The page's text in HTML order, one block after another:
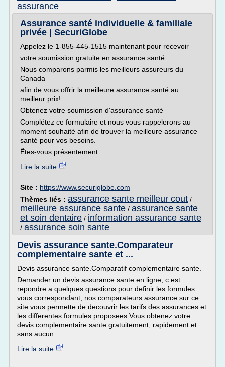
assurance
Assurance santé individuelle & familiale
privée | SecuriGlobe
Appelez le 1-855-445-1515 maintenant pour recevoir
votre soumission gratuite en assurance santé.
Nous comparons parmis les meilleurs assureurs du
Canada
afin de vous offrir la meilleure assurance santé au
meilleur prix!
Obtenez votre soumission d'assurance santé
Complétez ce formulaire et nous vous rappelerons au
moment souhaité afin de trouver la meilleure assurance
santé pour vos besoins.
Êtes-vous présentement...
Lire la suite
Site : https://www.securiglobe.com
Thèmes liés : assurance sante meilleur cout /
meilleure assurance sante / assurance sante
et soin dentaire / information assurance sante
/ assurance soin sante
Devis assurance sante.Comparateur
complementaire sante et ...
Devis assurance sante.Comparatif complementaire sante.
Demander un devis assurance sante en ligne, c est
repondre a quelques questions pour definir les formules
vous correspondant, nos comparateurs assurance sur ce
site vous permette de decouvrir les tarifs des assurances et
les differentes formules proposees.Vous obtenez votre
devis complementaire sante gratuitement, rapidement et
sans aucun...
Lire la suite